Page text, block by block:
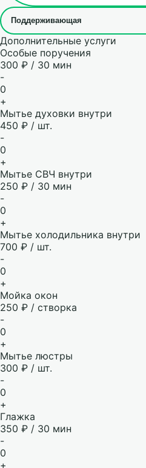
Дополнительные услуги
Особые поручения
300 ₽ / 30 мин
-
0
+
Мытье духовки внутри
450 ₽ / шт.
-
0
+
Мытье СВЧ внутри
250 ₽ / 30 мин
-
0
+
Мытье холодильника внутри
700 ₽ / шт.
-
0
+
Мойка окон
250 ₽ / створка
-
0
+
Мытье люстры
300 ₽ / шт.
-
0
+
Глажка
350 ₽ / 30 мин
-
0
+